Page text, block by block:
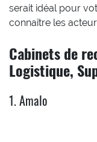
serait idéal pour
connaître les
Cabinets de
Logistique,
1. Amalo